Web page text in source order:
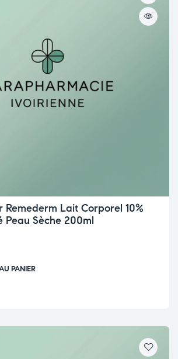
Remederm Lait Corporel 10%
Peau Sèche 200ml
PANIER